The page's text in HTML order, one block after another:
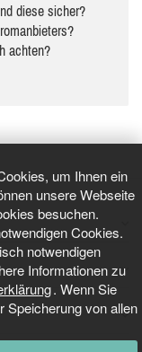
um Ihnen ein
unsere Webseite
besuchen.
Cookies.
notwendigen
Informationen zu
. Wenn Sie
Speicherung von allen
diese sicher?
achten?